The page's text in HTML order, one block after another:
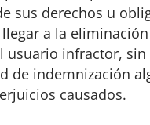
sus derechos u
a la
usuario infractor,
de indemnización
causados.